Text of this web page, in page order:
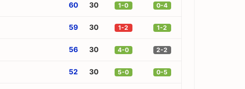
60 30 1-0 0-4
59 30 1-2 1-2
56 30 4-0 2-2
52 30 5-0 0-5